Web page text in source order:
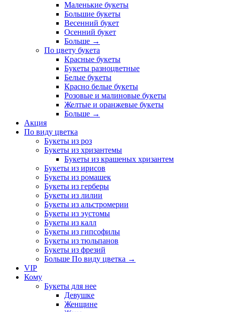
Маленькие букеты
Большие букеты
Весенний букет
Осенний букет
Больше →
По цвету букета
Красные букеты
Букеты разноцветные
Белые букеты
Красно белые букеты
Розовые и малиновые букеты
Желтые и оранжевые букеты
Больше →
Акция
По виду цветка
Букеты из роз
Букеты из хризантемы
Букеты из крашеных хризантем
Букеты из ирисов
Букеты из ромашек
Букеты из герберы
Букеты из лилии
Букеты из альстромерии
Букеты из эустомы
Букеты из калл
Букеты из гипсофилы
Букеты из тюльпанов
Букеты из фрезий
Больше По виду цветка →
VIP
Кому
Букеты для нее
Девушке
Женщине